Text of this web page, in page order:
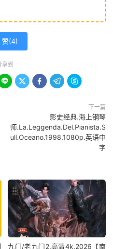
赞(4)
享到
    
下一篇
影史经典.海上钢琴
师.La.Leggenda.Del.Pianista.S
ull.Oceano.1998.1080p.英语中
字
九门/老九门2.高清4k.2026【南